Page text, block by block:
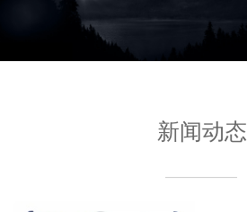
新闻动态